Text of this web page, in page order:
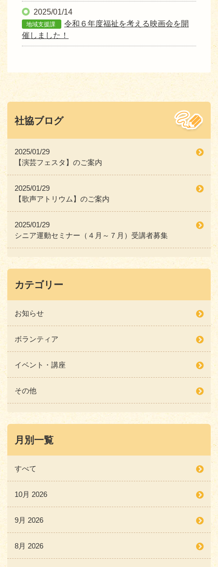
2025/01/14
地域支援課
令和６年度福祉を考える映画会を開
催しました！
社協ブログ
2025/01/29
【演芸フェスタ】のご案内
2025/01/29
【歌声アトリウム】のご案内
2025/01/29
シニア運動セミナー（４月～７月）受講者募集
カテゴリー
お知らせ
ボランティア
イベント・講座
その他
月別一覧
すべて
10月 2026
9月 2026
8月 2026